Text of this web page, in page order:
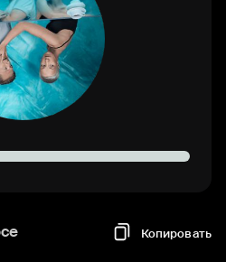
Копировать